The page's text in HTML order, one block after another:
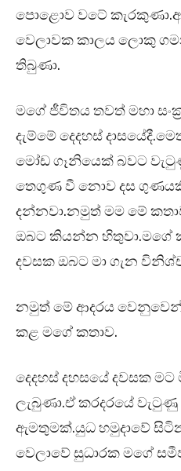
පොළොව වටේ
වෙලාවක කාලය ලොකු
තිබුණා.
මගේ ජීවිතය තවත් මහා
දැම්මේ දෙදහස්
මෝඩ ගෑනියෙක් බවට
තෙගුණ වී නොව දස
දන්නවා.නමුත් මම මේ
ඔබට කියන්න හිතුවා.මගේ
දවසක ඔබට මා ගැන
නමුත් මේ ආදරය වෙනුවෙන්
කළ මගේ කතාව.
දෙදහස් දහසයේ දවසක
ලැබුණා.ඒ කරදරයේ
ඇමතුමක්.යුධ හමුදාවේ
වෙලාවේ සුධාරක මගේ